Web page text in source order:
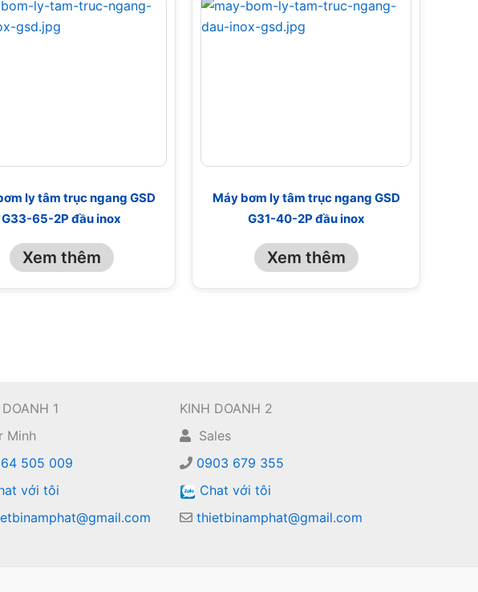
ly tâm trục ngang GSD
G33-65-2P đầu inox
Xem thêm
Máy bơm ly tâm trục ngang GSD
G31-40-2P đầu inox
Xem thêm
1
Minh
505 009
với tôi
KINH DOANH 2
Sales
0903 679 355
Chat với tôi
thietbinamphat@gmail.com